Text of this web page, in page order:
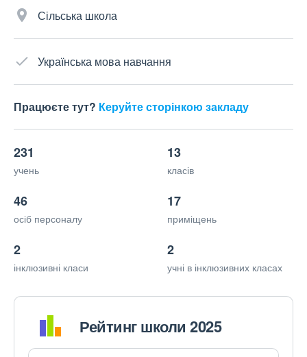
Сільська школа
Українська мова навчання
Працюєте тут? Керуйте сторінкою закладу
231
учень
13
класів
46
осіб персоналу
17
приміщень
2
інклюзивні класи
2
учні в інклюзивних класах
Рейтинг школи 2025